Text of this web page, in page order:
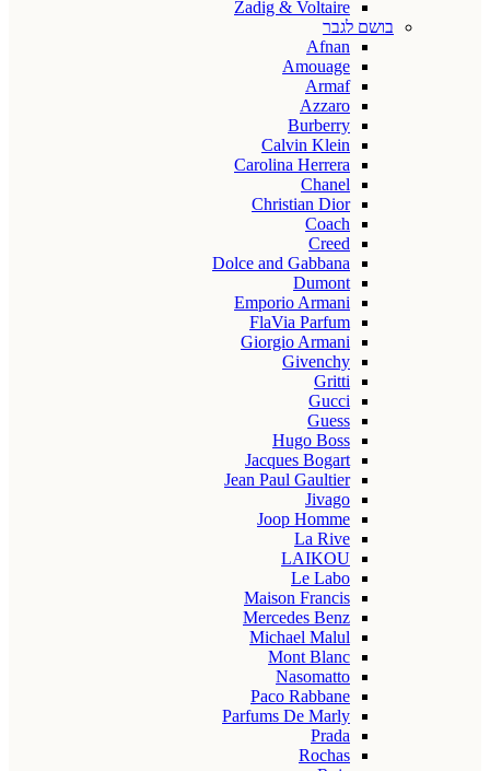
Zadig & Voltaire
בושם לגבר
Afnan
Amouage
Armaf
Azzaro
Burberry
Calvin Klein
Carolina Herrera
Chanel
Christian Dior
Coach
Creed
Dolce and Gabbana
Dumont
Emporio Armani
FlaVia Parfum
Giorgio Armani
Givenchy
Gritti
Gucci
Guess
Hugo Boss
Jacques Bogart
Jean Paul Gaultier
Jivago
Joop Homme
La Rive
LAIKOU
Le Labo
Maison Francis
Mercedes Benz
Michael Malul
Mont Blanc
Nasomatto
Paco Rabbane
Parfums De Marly
Prada
Rochas